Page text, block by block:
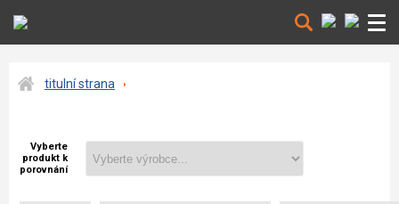
titulní strana
Vyberte
produkt k
porovnání